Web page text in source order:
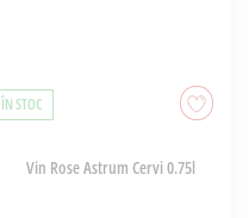
ÎN STOC
Vin Rose Astrum Cervi 0.75l